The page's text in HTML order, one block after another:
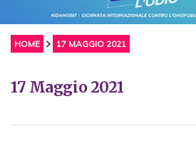
HOME 17 MAGGIO 2021
17 Maggio 2021